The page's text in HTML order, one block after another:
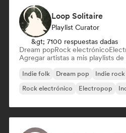
Loop Solitaire
Playlist Curator
&gt; 7100 respuestas dadas
Dream popRock electrónico
Agregar artistas a mis playlists
Indie folk Dream pop Indie rock
Rock electrónico
Electropop